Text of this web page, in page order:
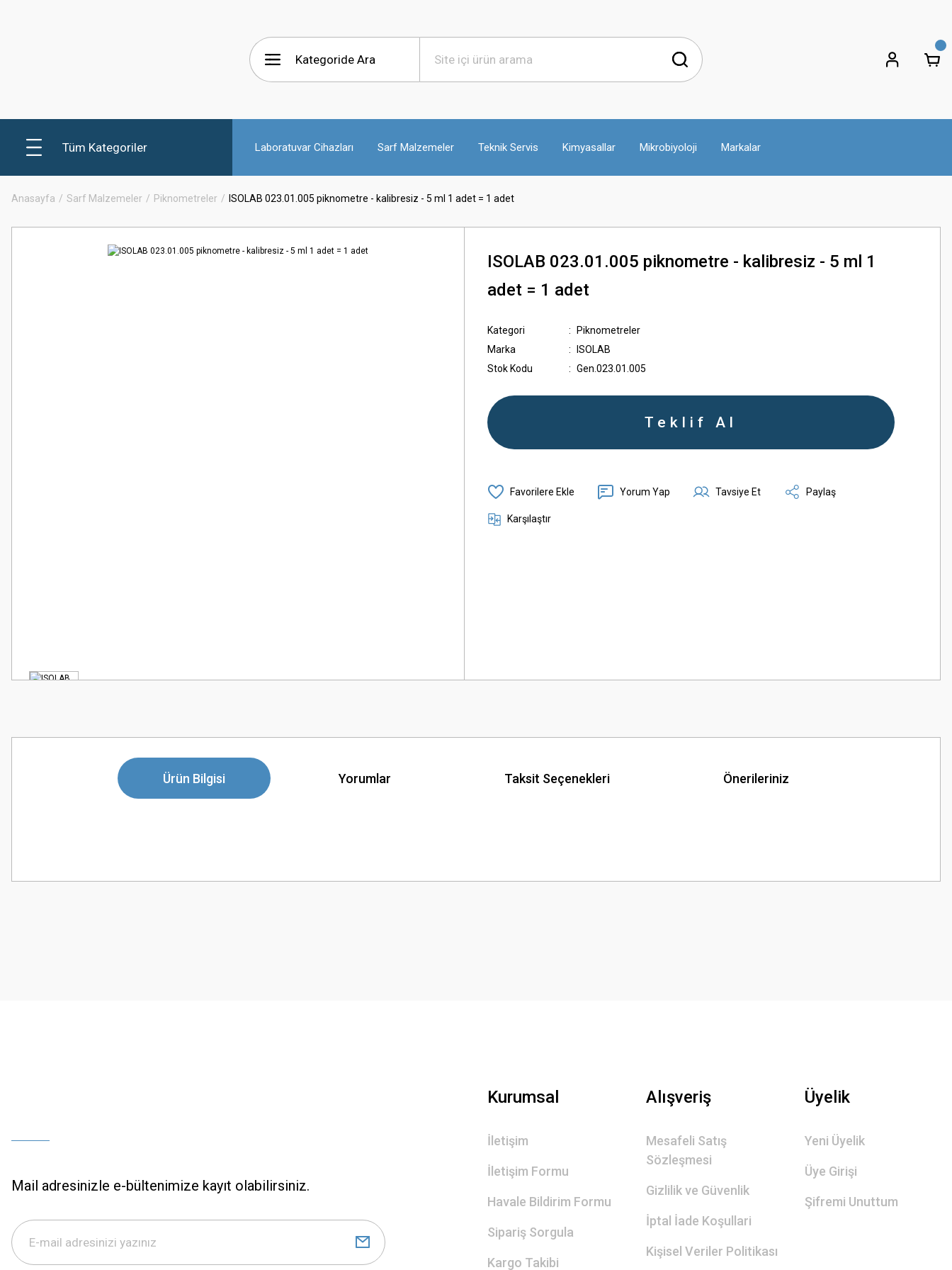
Tüm Kategoriler Laboratuvar Cihazları Sarf Malzemeler Teknik Servis Kimyasallar Mikrobiyoloji Markalar
Anasayfa Sarf Malzemeler Piknometreler ISOLAB 023.01.005 piknometre - kalibresiz - 5 ml 1 adet = 1 adet
ISOLAB 023.01.005 piknometre - kalibresiz - 5 ml 1
adet = 1 adet
Kategori
Piknometreler
Marka
ISOLAB
Stok Kodu
Gen.023.01.005
Teklif Al
Yorum Yap Tavsiye Et Paylaş
Karşılaştır
Ürün Bilgisi Yorumlar Taksit Seçenekleri Önerileriniz
Görüş ve önerileriniz için teşekkür ederiz.
Mail adresinizle e-bültenimize kayıt olabilirsiniz.
Kurumsal
İletişim
İletişim Formu
Havale Bildirim Formu
Sipariş Sorgula
Kargo Takibi
Alışveriş
Mesafeli Satış
Sözleşmesi
Gizlilik ve Güvenlik
İptal İade Koşullari
Kişisel Veriler Politikası
Üyelik
Yeni Üyelik
Üye Girişi
Şifremi Unuttum